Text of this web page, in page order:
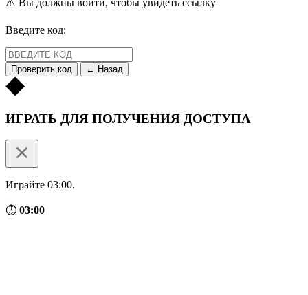
Введите код:
Проверить код ← Назад
ИГРАТЬ ДЛЯ ПОЛУЧЕНИЯ ДОСТУПА
Играйте 03:00.
⏱ 03:00